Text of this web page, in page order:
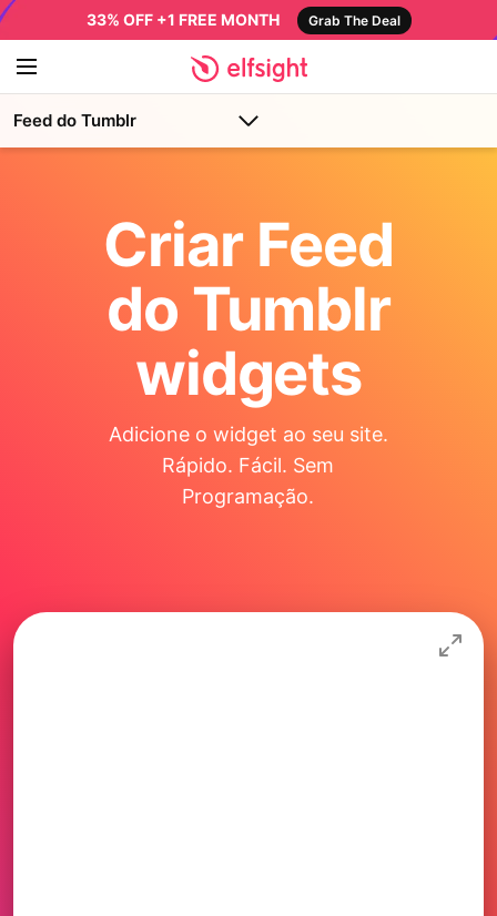
33% OFF +1 FREE MONTH Grab The Deal
Feed do Tumblr
Criar Feed
do Tumblr
widgets
Adicione o widget ao seu site.
Rápido. Fácil. Sem
Programação.